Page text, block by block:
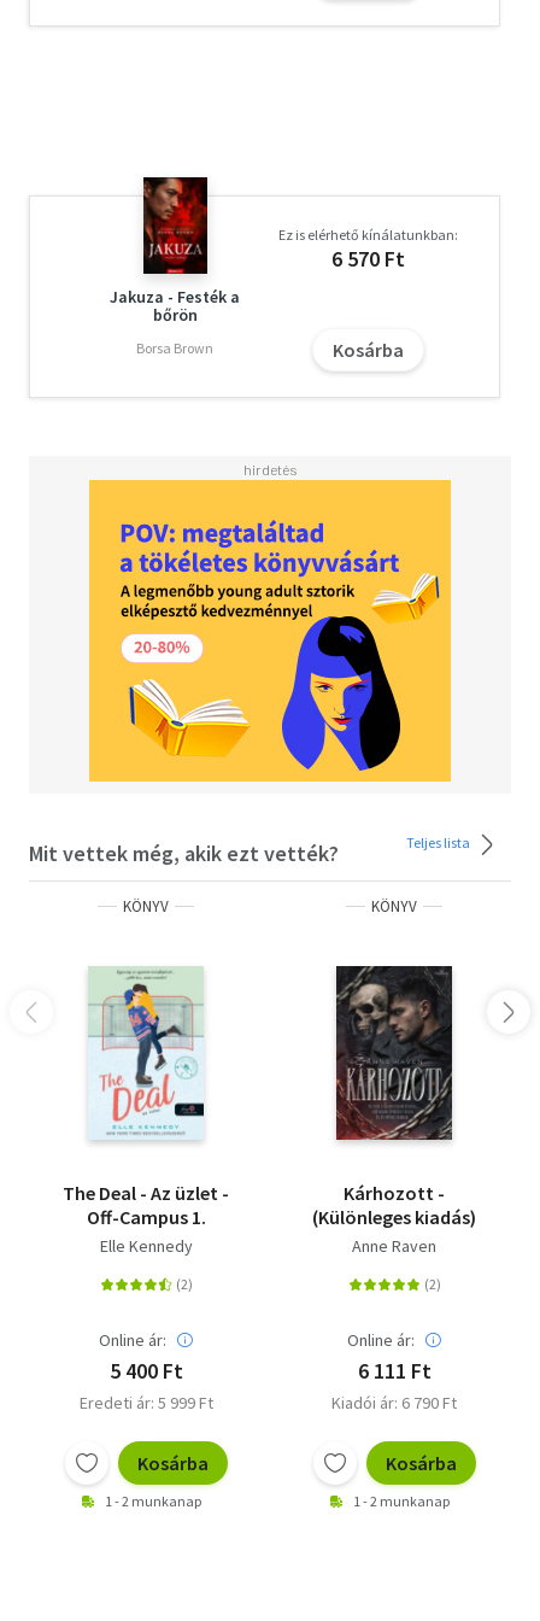
Jakuza - Festék a
bőrön
Borsa Brown
Ez is elérhető kínálatunkban:
6 570 Ft
Kosárba
Mit vettek még, akik ezt vették? Teljes lista
KÖNYV
The Deal - Az üzlet -
Off-Campus 1.
Elle Kennedy
Online ár:
5 400 Ft
Eredeti ár: 5 999 Ft
Kosárba
1 - 2 munkanap
KÖNYV
Kárhozott -
(Különleges kiadás)
Anne Raven
Online ár:
6 111 Ft
Kiadói ár: 6 790 Ft
Kosárba
1 - 2 munkanap